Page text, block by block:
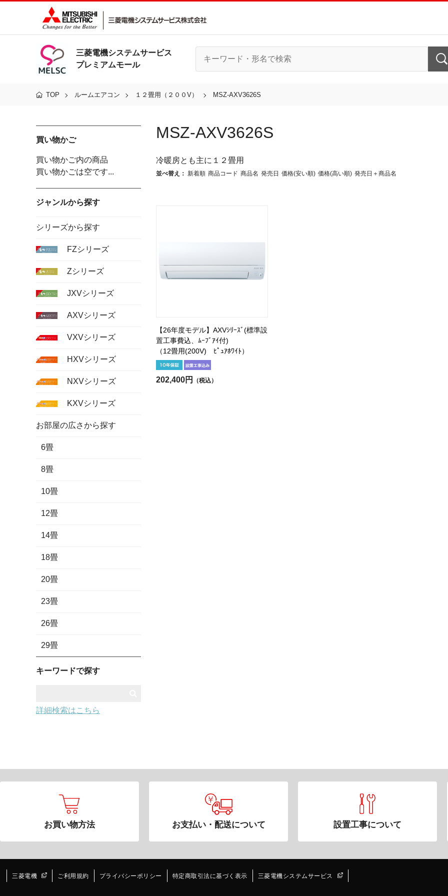
三菱電機システムサービス
プレミアムモール
TOP ルームエアコン １２畳用（２００V） MSZ-AXV3626S
買い物かご
買い物かご内の商品
買い物かごは空です...
ジャンルから探す
シリーズから探す
FZシリーズ
Zシリーズ
JXVシリーズ
AXVシリーズ
VXVシリーズ
HXVシリーズ
NXVシリーズ
KXVシリーズ
お部屋の広さから探す
6畳
8畳
10畳
12畳
14畳
18畳
20畳
23畳
26畳
29畳
キーワードで探す
詳細検索はこちら
MSZ-AXV3626S
冷暖房とも主に１２畳用
並べ替え： 新着順 商品コード 商品名 発売日 価格(安い順) 価格(高い順) 発売日＋商品名
【26年度モデル】AXVｼﾘｰｽﾞ(標準設
置工事費込、ﾑｰﾌﾞｱｲ付)
（12畳用(200V) ﾋﾟｭｱﾎﾜｲﾄ）
202,400円 （税込）
お買い物方法 お支払い・配送について 設置工事について
三菱電機 ご利用規約 プライバシーポリシー 特定商取引法に基づく表示 三菱電機システムサービス